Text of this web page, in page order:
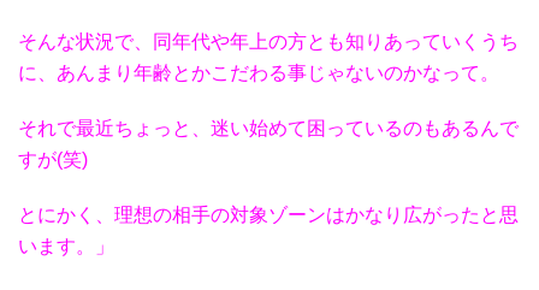
そんな状況で、同年代や年上の方とも知りあっていくうち
に、あんまり年齢とかこだわる事じゃないのかなって。
それで最近ちょっと、迷い始めて 困っているのもあるんで
すが(笑)
とにかく、理想の相手の対象ゾーンはかなり 広がったと思
います。」